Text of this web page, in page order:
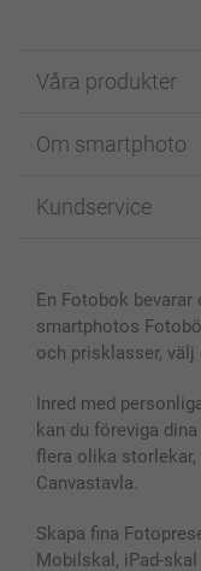
Våra produkter
Fotokort
Fotoböcker
Skal till Mobil &
MyNameBook
Fotoramar &
Presentkort
Alla fotoprodukter
Om smartphoto
För affiliates
Sitemap
Villkor och garantier
Kundservice
smartbonus
Priser & betalning
En Fotobok
smartphotos
och prisklasser,
Inred med
kan du föreviga
flera olika
Canvastavla.
Skapa fina
Mobilskal, iPad-